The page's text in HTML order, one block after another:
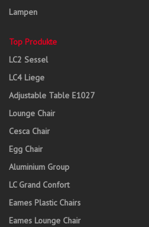
Lampen
Top Produkte
LC2 Sessel
LC4 Liege
Adjustable Table E1027
Lounge Chair
Cesca Chair
Egg Chair
Aluminium Group
LC Grand Confort
Eames Plastic Chairs
Eames Lounge Chair